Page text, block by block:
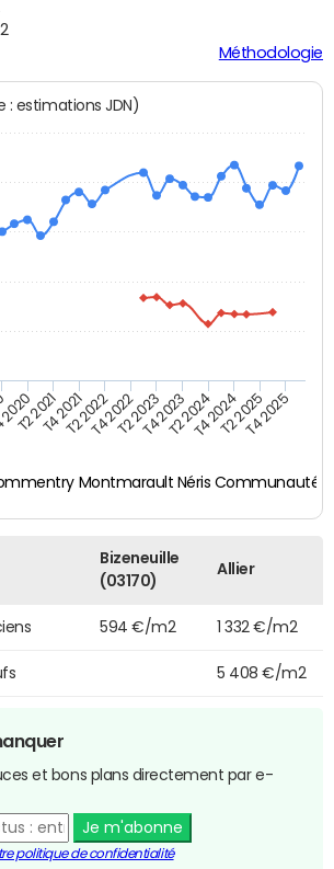
Méthodologie
(source : estimations JDN)
Montmarault Néris Communauté)
T2 2021T4 2021T2 2022T4 2022T2 2023T4 2023T2 2024T4 2024T2 2025T4 2025
Bizeneuille
(03170)
Allier
594 €/m2 1 332 €/m2
5 408 €/m2
et bons plans directement par e-
Je m'abonne
politique de confidentialité